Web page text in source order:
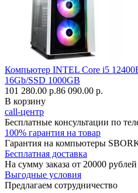
Компьютер INTEL Core i5
16Gb/SSD 1000GB
101 280.00 р.86 090.00 р.
В корзину
call-центр
Бесплатные консультации по
100% гарантия на товар
Гарантия на компьютеры
Бесплатная доставка
На сумму заказа от 20000 рублей
Выгодные условия
Предлагаем сотрудничество